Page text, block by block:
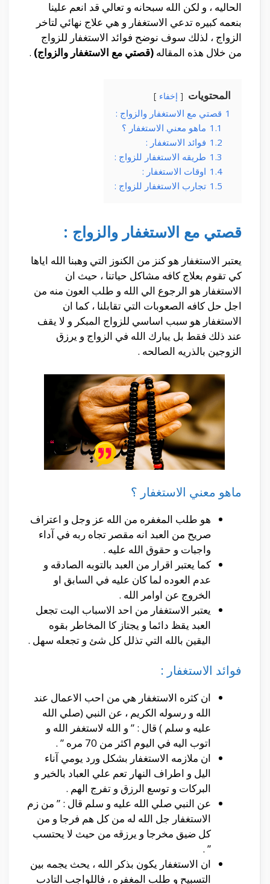
الحاليه ، و لكن الله سبحانه و تعالي قد انعم علينا
بنعمه كبيره تدعي الاستغفار و هي علاج نهائي لتاخر
الزواج ، لذلك سوف نوضح فوائد الاستغفار للزواج
من خلال هذه المقاله (قصتي مع الاستغفار والزواج) .
المحتويات إخفاء
1 قصتي مع الاستغفار والزواج :
1.1 ماهو معني الاستغفار ؟
1.2 فوائد الاستغفار :
1.3 طريقه الاستغفار للزواج :
1.4 اوقات الاستغفار :
1.5 تجارب الاستغفار للزواج :
قصتي مع الاستغفار والزواج :
يعتبر الاستغفار هو كنز من الكنوز التي وهبنا الله اياها
كي تقوم بعلاج كافه مشاكل حياتنا ، حيث ان
الاستغفار هو الرجوع الي الله و طلب العون منه من
اجل حل كافه الصعوبات التي تقابلنا ، كما ان
الاستغفار هو سبب اساسي للزواج المبكر و لا يقف
عند ذلك فقط بل يبارك الله في الزواج و يرزق
الزوجين بالذريه الصالحه .
ماهو معني الاستغفار ؟
هو طلب المغفره من الله عز وجل و اعتراف
صريح من العبد انه مقصر تجاه ربه في آداء
واجبات و حقوق الله عليه .
كما يعتبر اقرار من العبد بالتوبه الصادقه و
عدم العوده لما كان عليه في السابق او
الخروج عن اوامر الله .
يعتبر الاستغفار من احد الاسباب اليت تجعل
العبد يقظ دائما و يجتاز كا المخاطر بقوه
اليقين بالله التي تذلل كل شئ و تجعله سهل .
فوائد الاستغفار :
ان كثره الاستغفار هي من احب الاعمال عند
الله و رسوله الكريم ، عن النبي (صلي الله
عليه و سلم ) قال : ” و الله لاستغفر الله و
اتوب اليه في اليوم اكثر من 70 مره ” .
ان ملازمه الاستغفار بشكل ورد يومي آناء
اليل و اطراف النهار تعم علي العباد بالخير و
البركات و توسع الرزق و تفرج الهم .
عن النبي صلي الله عليه و سلم قال : ” من زم
الاستغفار جل الله له من كل هم فرجا و من
كل ضيق مخرجا و يرزقه من حيث لا يحتسب
” .
ان الاستغفار يكون بذكر الله ، يحث يجمه بين
التسبيح و طلب المغفره ، فاللواجب التادب